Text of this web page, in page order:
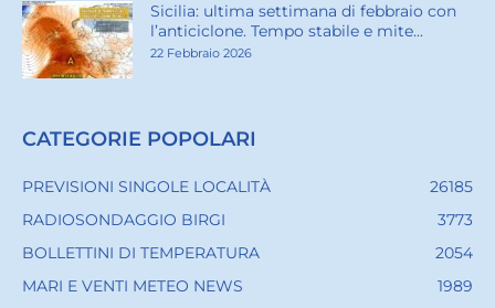
Sicilia: ultima settimana di febbraio con
l’anticiclone. Tempo stabile e mite...
22 Febbraio 2026
CATEGORIE POPOLARI
PREVISIONI SINGOLE LOCALITÀ
26185
RADIOSONDAGGIO BIRGI
3773
BOLLETTINI DI TEMPERATURA
2054
MARI E VENTI METEO NEWS
1989